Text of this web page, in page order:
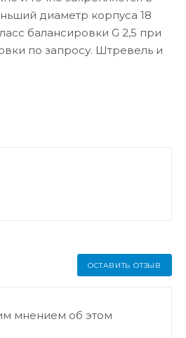
диаметр корпуса 18
балансировки G 2,5 при
по запросу. Штревель и
ОСТАВИТЬ ОТЗЫВ
мнением об этом